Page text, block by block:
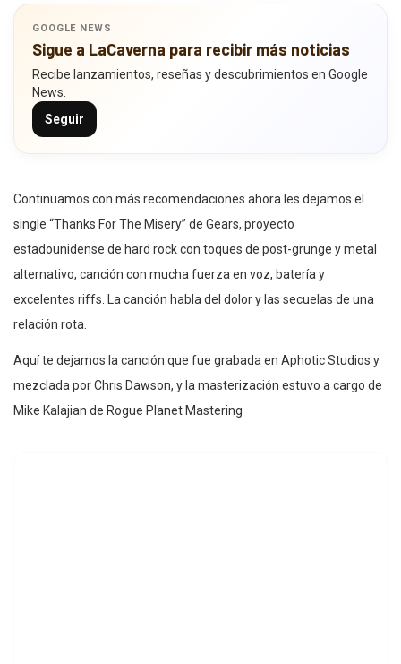
GOOGLE NEWS
Sigue a LaCaverna para recibir más noticias
Recibe lanzamientos, reseñas y descubrimientos en Google
News.
Seguir
Continuamos con más recomendaciones ahora les dejamos el
single “Thanks For The Misery” de Gears, proyecto
estadounidense de hard rock con toques de post-grunge y metal
alternativo, canción con mucha fuerza en voz, batería y
excelentes riffs. La canción habla del dolor y las secuelas de una
relación rota.
Aquí te dejamos la canción que fue grabada en Aphotic Studios y
mezclada por Chris Dawson, y la masterización estuvo a cargo de
Mike Kalajian de Rogue Planet Mastering